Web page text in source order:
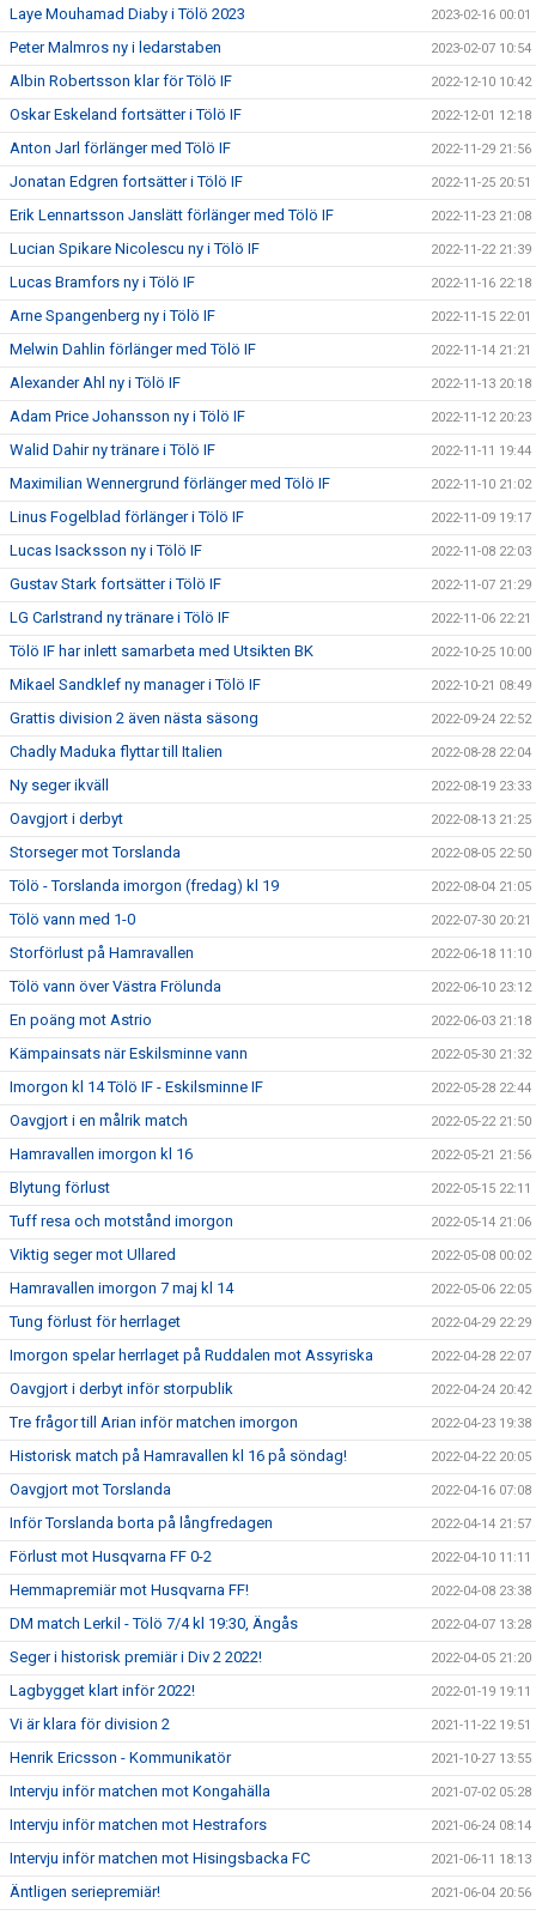
Laye Mouhamad Diaby i Tölö 2023 2023-02-16 00:01
Peter Malmros ny i ledarstaben 2023-02-07 10:54
Albin Robertsson klar för Tölö IF 2022-12-10 10:42
Oskar Eskeland fortsätter i Tölö IF 2022-12-01 12:18
Anton Jarl förlänger med Tölö IF 2022-11-29 21:56
Jonatan Edgren fortsätter i Tölö IF 2022-11-25 20:51
Erik Lennartsson Janslätt förlänger med Tölö IF 2022-11-23 21:08
Lucian Spikare Nicolescu ny i Tölö IF 2022-11-22 21:39
Lucas Bramfors ny i Tölö IF 2022-11-16 22:18
Arne Spangenberg ny i Tölö IF 2022-11-15 22:01
Melwin Dahlin förlänger med Tölö IF 2022-11-14 21:21
Alexander Ahl ny i Tölö IF 2022-11-13 20:18
Adam Price Johansson ny i Tölö IF 2022-11-12 20:23
Walid Dahir ny tränare i Tölö IF 2022-11-11 19:44
Maximilian Wennergrund förlänger med Tölö IF 2022-11-10 21:02
Linus Fogelblad förlänger i Tölö IF 2022-11-09 19:17
Lucas Isacksson ny i Tölö IF 2022-11-08 22:03
Gustav Stark fortsätter i Tölö IF 2022-11-07 21:29
LG Carlstrand ny tränare i Tölö IF 2022-11-06 22:21
Tölö IF har inlett samarbeta med Utsikten BK 2022-10-25 10:00
Mikael Sandklef ny manager i Tölö IF 2022-10-21 08:49
Grattis division 2 även nästa säsong 2022-09-24 22:52
Chadly Maduka flyttar till Italien 2022-08-28 22:04
Ny seger ikväll 2022-08-19 23:33
Oavgjort i derbyt 2022-08-13 21:25
Storseger mot Torslanda 2022-08-05 22:50
Tölö - Torslanda imorgon (fredag) kl 19 2022-08-04 21:05
Tölö vann med 1-0 2022-07-30 20:21
Storförlust på Hamravallen 2022-06-18 11:10
Tölö vann över Västra Frölunda 2022-06-10 23:12
En poäng mot Astrio 2022-06-03 21:18
Kämpainsats när Eskilsminne vann 2022-05-30 21:32
Imorgon kl 14 Tölö IF - Eskilsminne IF 2022-05-28 22:44
Oavgjort i en målrik match 2022-05-22 21:50
Hamravallen imorgon kl 16 2022-05-21 21:56
Blytung förlust 2022-05-15 22:11
Tuff resa och motstånd imorgon 2022-05-14 21:06
Viktig seger mot Ullared 2022-05-08 00:02
Hamravallen imorgon 7 maj kl 14 2022-05-06 22:05
Tung förlust för herrlaget 2022-04-29 22:29
Imorgon spelar herrlaget på Ruddalen mot Assyriska 2022-04-28 22:07
Oavgjort i derbyt inför storpublik 2022-04-24 20:42
Tre frågor till Arian inför matchen imorgon 2022-04-23 19:38
Historisk match på Hamravallen kl 16 på söndag! 2022-04-22 20:05
Oavgjort mot Torslanda 2022-04-16 07:08
Inför Torslanda borta på långfredagen 2022-04-14 21:57
Förlust mot Husqvarna FF 0-2 2022-04-10 11:11
Hemmapremiär mot Husqvarna FF! 2022-04-08 23:38
DM match Lerkil - Tölö 7/4 kl 19:30, Ängås 2022-04-07 13:28
Seger i historisk premiär i Div 2 2022! 2022-04-05 21:20
Lagbygget klart inför 2022! 2022-01-19 19:11
Vi är klara för division 2 2021-11-22 19:51
Henrik Ericsson - Kommunikatör 2021-10-27 13:55
Intervju inför matchen mot Kongahälla 2021-07-02 05:28
Intervju inför matchen mot Hestrafors 2021-06-24 08:14
Intervju inför matchen mot Hisingsbacka FC 2021-06-11 18:13
Äntligen seriepremiär! 2021-06-04 20:56